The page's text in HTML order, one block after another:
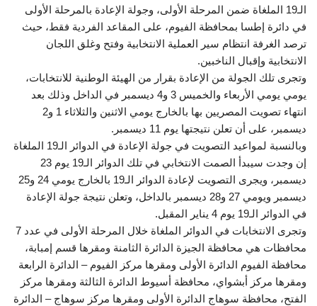
الـ19 الملغاة ضمن المرحلة الأولى، وجولة الإعادة بالمرحلة الأولى
في دائرة إطسا بمحافظة الفيوم، على المقاعد الفردية فقط، حيث
ترصد الغرفة انتظام سير العملية الانتخابية وفتح وغلق اللجان
الانتخابية وإقبال الناخبين.
وتجرى تلك الجولة من الإعادة بقرار من الهيئة الوطنية للانتخابات،
يومي يومي الأربعاء والخميس 3 و4 ديسمبر في الداخل وذلك بعد
انتهاء تصويت المصريين بها بالخارج يومي الاثنين والثلاثاء 1 و2
ديسمبر، على أن تعلن نتيجتها يوم 11 ديسمبر.
وبالنسبة لمواعيد التصويت في جولة الإعادة في الدوائر الـ19 الملغاة
إن وجدت سيبدأ الصمت الانتخابي في تلك الدوائر الـ19 يوم 23
ديسمبر، ويجرى التصويت لإعادة الدوائر الـ19 بالخارج يومي 24 و25
ديسمبر ويومي 27 و28 ديسمبر بالداخل، وتعلن نتيجة جولة الإعادة
في الدوائر الـ19 يوم 4 يناير المقبل.
وتجرى الانتخابات في الدوائر الملغاة خلال المرحلة الأولى في عدد 7
محافظات هي محافظة الجيزة الدائرة الثامنة ومقرها قسم إمبابة،
محافظة الفيوم الدائرة الأولى ومقرها مركز الفيوم – الدائرة الرابعة
ومقرها مركز أبشواي، محافظة أسيوط الدائرة الثالثة ومقرها مركز
الفتح، محافظة سوهاج الدائرة الأولى ومقرها مركز سوهاج – الدائرة